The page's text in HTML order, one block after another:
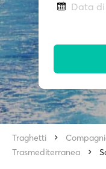
Data
Traghetti
Trasmediterranea